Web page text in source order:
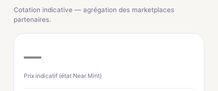
Cotation indicative — agrégation des marketplaces
partenaires.
—
Prix indicatif (état Near Mint)